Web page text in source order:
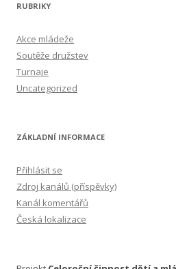
RUBRIKY
Akce mládeže
Soutěže družstev
Turnaje
Uncategorized
ZÁKLADNÍ INFORMACE
Přihlásit se
Zdroj kanálů (příspěvky)
Kanál komentářů
Česká lokalizace